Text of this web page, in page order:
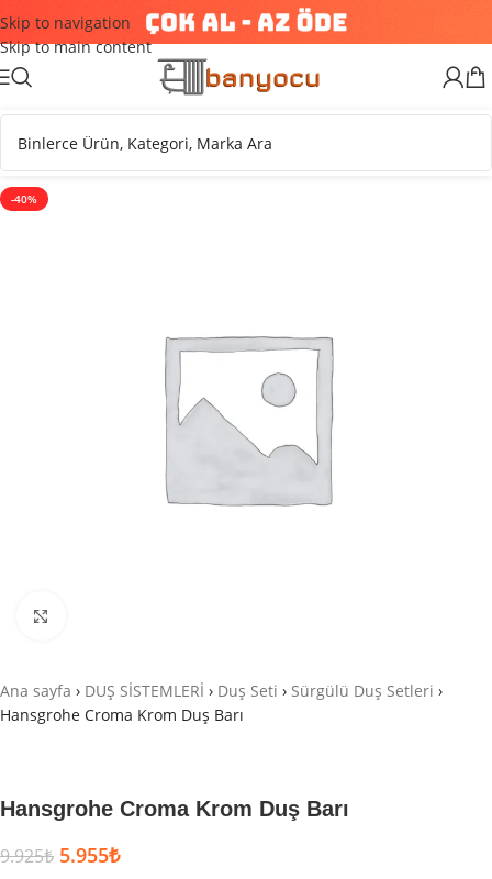
Skip to navigation
Skip to main content
-40%
Ana sayfa › DUŞ SİSTEMLERİ › Duş Seti › Sürgülü Duş Setleri ›
Hansgrohe Croma Krom Duş Barı
Hansgrohe Croma Krom Duş Barı
9.925₺ 5.955₺